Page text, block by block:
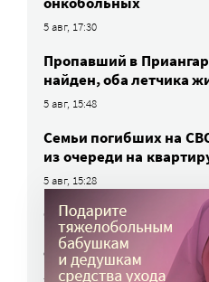
5 авг, 17:30
Пропавший в
найден, оба летчика
5 авг, 15:48
Семьи погибших на
из очереди на
5 авг, 15:28
Открыта горячая линия
не может дозвониться
отдыхающих в
5 авг, 14:32